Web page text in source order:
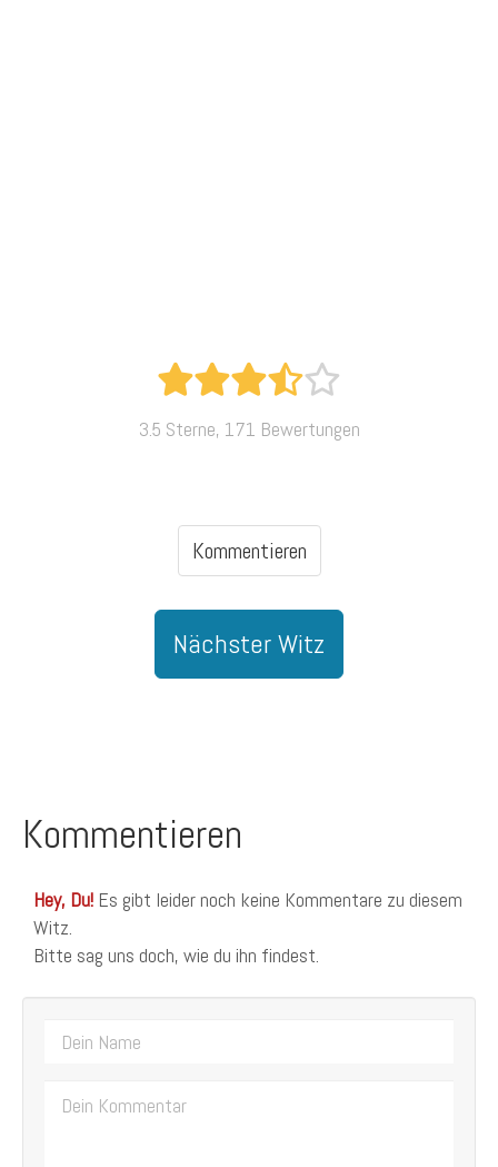
3.5 Sterne, 171 Bewertungen
Kommentieren
Nächster Witz
Kommentieren
Hey, Du! Es gibt leider noch keine Kommentare zu diesem
Witz.
Bitte sag uns doch, wie du ihn findest.